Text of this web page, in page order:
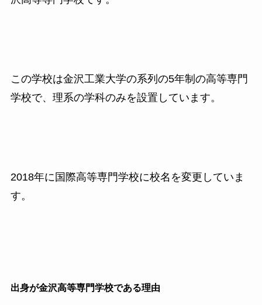
この学校は金沢工業大学の系列の5年制の高等専門
学校で、理系の学科のみを設置しています。
2018年に国際高等専門学校に校名を変更していま
す。
出身が金沢高等専門学校である理由